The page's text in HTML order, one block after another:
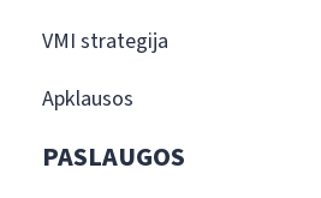
VMI strategija
Apklausos
PASLAUGOS